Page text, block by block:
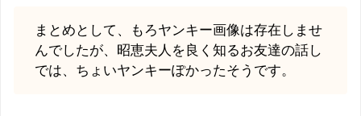
まとめとして、もろヤンキー画像は存在しませ
んでしたが、昭恵夫人を良く知るお友達の話し
では、ちょいヤンキーぽかったそうです。